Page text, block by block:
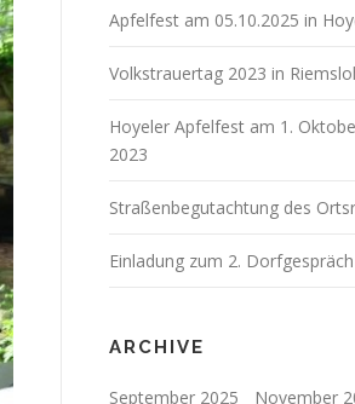
Apfelfest am 05.10.2025 in
Volkstrauertag 2023 in
Hoyeler Apfelfest am 1.
2023
Straßenbegutachtung des
Einladung zum 2. Dorfgespräch
ARCHIVE
September 2025
November